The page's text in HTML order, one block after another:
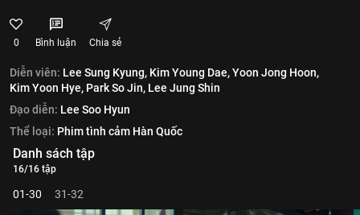
0 Bình luận Chia sẻ
Diễn viên: Lee Sung Kyung, Kim Young Dae,Yoon Jong Hoon,
Kim Yoon Hye, Park So Jin, Lee Jung Shin
Đạo diễn: Lee Soo Hyun
Thể loại: Phim tình cảm Hàn Quốc
Danh sách tập
16/16 tập
01-30 31-32